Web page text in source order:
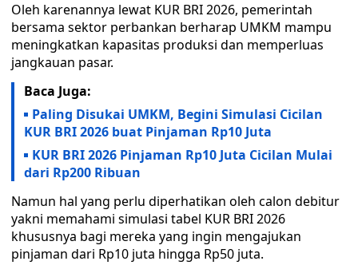
Oleh karenannya lewat KUR BRI 2026, pemerintah
bersama sektor perbankan berharap UMKM mampu
meningkatkan kapasitas produksi dan memperluas
jangkauan pasar.
Baca Juga:
Paling Disukai UMKM, Begini Simulasi Cicilan
KUR BRI 2026 buat Pinjaman Rp10 Juta
KUR BRI 2026 Pinjaman Rp10 Juta Cicilan Mulai
dari Rp200 Ribuan
Namun hal yang perlu diperhatikan oleh calon debitur
yakni memahami simulasi tabel KUR BRI 2026
khususnya bagi mereka yang ingin mengajukan
pinjaman dari Rp10 juta hingga Rp50 juta.